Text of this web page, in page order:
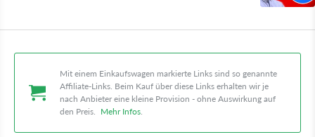
Mit einem Einkaufswagen markierte Links sind so genannte
Affiliate-Links. Beim Kauf über diese Links erhalten wir je
nach Anbieter eine kleine Provision - ohne Auswirkung auf
den Preis. Mehr Infos.